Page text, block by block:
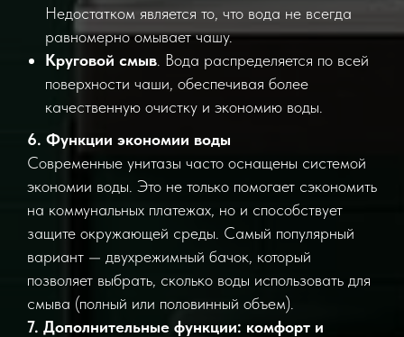
Недостатком является то, что вода не всегда
равномерно омывает чашу.
Круговой смыв . Вода распределяется по всей
поверхности чаши, обеспечивая более
качественную очистку и экономию воды.
6. Функции экономии воды
Современные унитазы часто оснащены системой
экономии воды. Это не только помогает сэкономить
на коммунальных платежах, но и способствует
защите окружающей среды. Самый популярный
вариант — двухрежимный бачок, который
позволяет выбрать, сколько воды использовать для
смыва (полный или половинный объем).
7. Дополнительные функции: комфорт и